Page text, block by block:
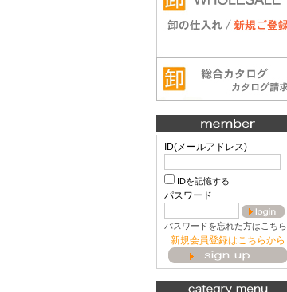
ID(メールアドレス)
IDを記憶する
パスワード
パスワードを忘れた方はこちら
新規会員登録はこちらから